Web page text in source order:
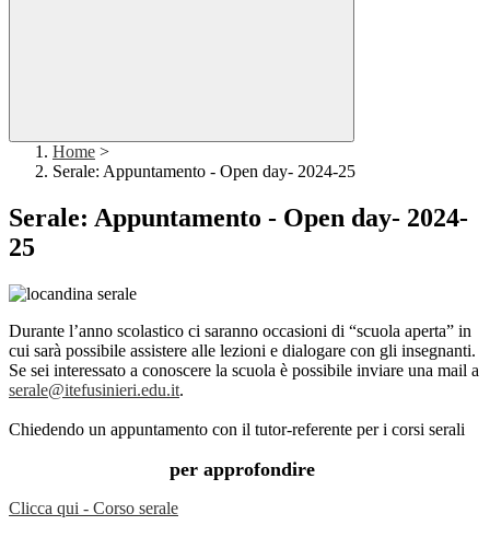
Home >
Serale: Appuntamento - Open day- 2024-25
Serale: Appuntamento - Open day- 2024-
25
Durante l’anno scolastico ci saranno occasioni di “scuola aperta” in
cui sarà possibile assistere alle lezioni e dialogare con gli insegnanti.
Se sei interessato a conoscere la scuola è possibile inviare una mail a
serale@itefusinieri.edu.it.
Chiedendo un appuntamento con il tutor-referente per i corsi serali
per approfondire
Clicca qui - Corso serale